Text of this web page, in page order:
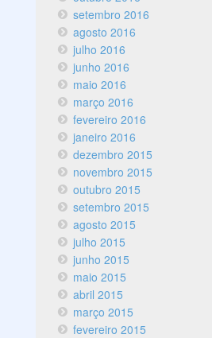
setembro 2016
agosto 2016
julho 2016
junho 2016
maio 2016
março 2016
fevereiro 2016
janeiro 2016
dezembro 2015
novembro 2015
outubro 2015
setembro 2015
agosto 2015
julho 2015
junho 2015
maio 2015
abril 2015
março 2015
fevereiro 2015